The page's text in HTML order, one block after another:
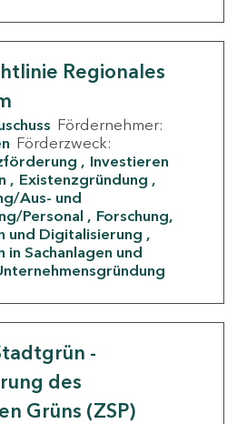
Regionales
Fördernehmer:
Förderzweck:
Investieren
Existenzgründung
Aus- und
Personal
Forschung,
und Digitalisierung
in Sachanlagen und
-
des
Grüns (ZSP)